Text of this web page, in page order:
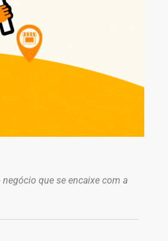
que se encaixe com a